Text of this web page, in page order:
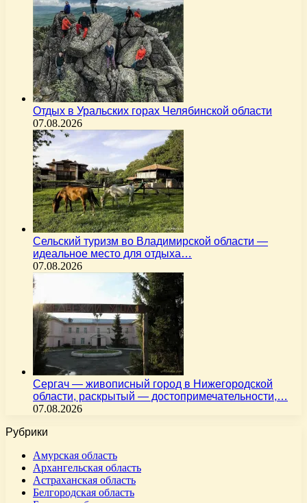
Отдых в Уральских горах Челябинской области
07.08.2026
Сельский туризм во Владимирской области —
идеальное место для отдыха…
07.08.2026
Сергач — живописный город в Нижегородской
области, раскрытый — достопримечательности,…
07.08.2026
Рубрики
Амурская область
Архангельская область
Астраханская область
Белгородская область